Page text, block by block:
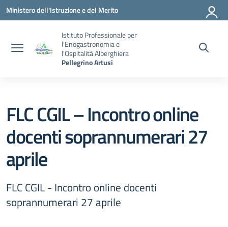
Vai ai contenuti
Vai al menu di navigazione
Vai al footer
Ministero dell'Istruzione e del Merito
Istituto Professionale per
l'Enogastronomia e
l'Ospitalità Alberghiera
Pellegrino Artusi
FLC CGIL – Incontro online
docenti soprannumerari 27
aprile
FLC CGIL - Incontro online docenti
soprannumerari 27 aprile